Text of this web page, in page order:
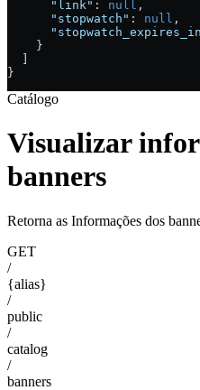
      "link"
: null ,
      "stopwatch"
: null ,
    }
}
Catálogo
Visualizar
banners
Retorna as Informações dos
GET
/
{alias}
/
public
/
catalog
/
banners